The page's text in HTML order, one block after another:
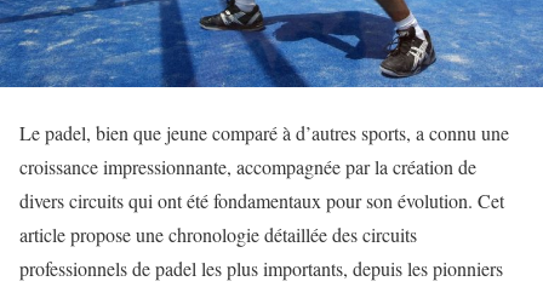
Le padel, bien que jeune comparé à d’autres sports, a connu une
croissance impressionnante, accompagnée par la création de
divers circuits qui ont été fondamentaux pour son évolution. Cet
article propose une chronologie détaillée des circuits
professionnels de padel les plus importants, depuis les pionniers